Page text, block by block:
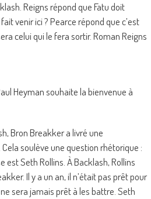
Reigns répond que Fatu doit
venir ici ? Pearce répond que c’est
celui qui le fera sortir. Roman Reigns
Heyman souhaite la bienvenue à
Bron Breakker a livré une
soulève une question rhétorique :
est Seth Rollins. À Backlash, Rollins
Il y a un an, il n’était pas prêt pour
sera jamais prêt à les battre. Seth